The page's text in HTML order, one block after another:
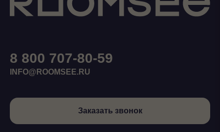
8 800 707-80-59
INFO@ROOMSEE.RU
Заказать звонок